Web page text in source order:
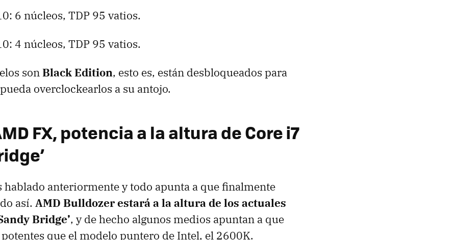
6 núcleos, TDP 95 vatios.
4 núcleos, TDP 95 vatios.
sonBlack Edition, esto es, están desbloqueados para
overclockearlos a su antojo.
FX, potencia a la altura de Core i7
hablado anteriormente y todo apunta a que finalmente
así. AMD Bulldozer estará a la altura de los actuales
Bridge’, y de hecho algunos medios apuntan a que
que el modelo puntero de Intel, el 2600K.